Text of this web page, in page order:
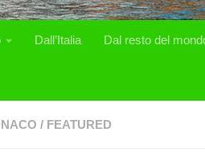
Dall’Italia Dal resto del
/ FEATURED